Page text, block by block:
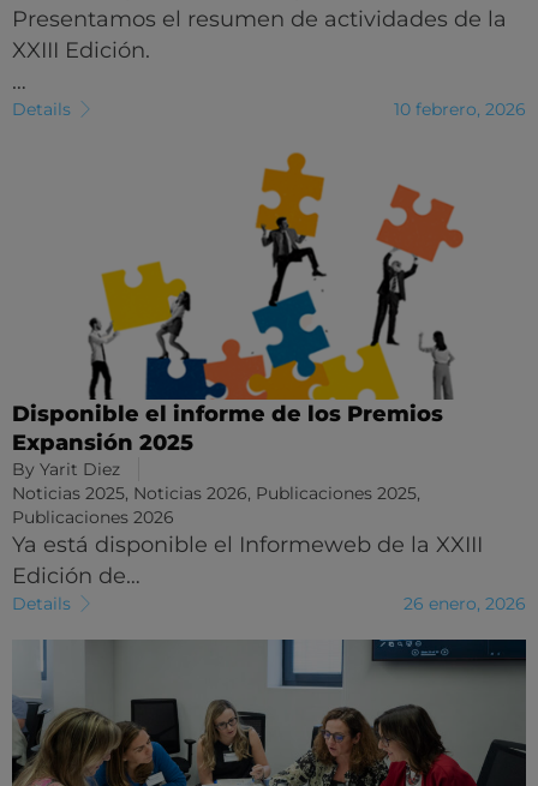
Presentamos el resumen de actividades de la
XXIII Edición.
…
Details 10 febrero, 2026
Disponible el informe de los Premios
Expansión 2025
By Yarit Diez
Noticias 2025, Noticias 2026, Publicaciones 2025,
Publicaciones 2026
Ya está disponible el Informeweb de la XXIII
Edición de…
Details 26 enero, 2026